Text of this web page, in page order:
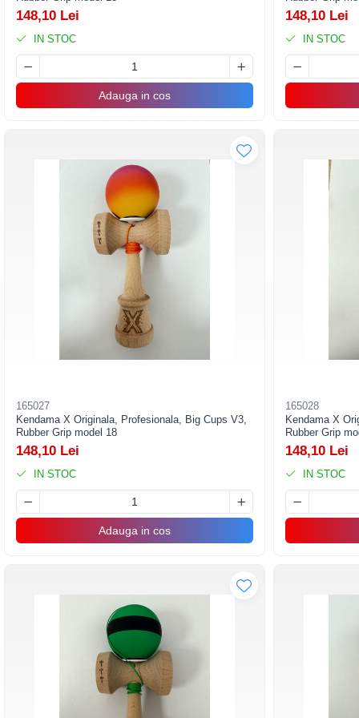
Banda adeziva
Confetti
Costume si Deghizare
Fete Masa si Perdele Franjurate
Seturi si Arcade Baloane
Articole Craciun Bucatarie
Decoratiune Muzicala Craciun
Decoratiuni Luminoase
Figurine Decorative Craciun
Ghirlanda Decorativa
Globuri Brad
Iluminat Festiv
Suport Decorativ Lumanare
Ingrijire personala si cosmetice
Accesorii Machiaj si Trimmere
148,10 Lei
IN STOC
Adauga in cos
148,10 Lei
IN STOC
165027
Kendama X Originala, Profesionala, Big Cups V3,
Rubber Grip model 18
148,10 Lei
IN STOC
Adauga in cos
165028
Kendama X
Rubber Grip
148,10 Lei
IN STOC